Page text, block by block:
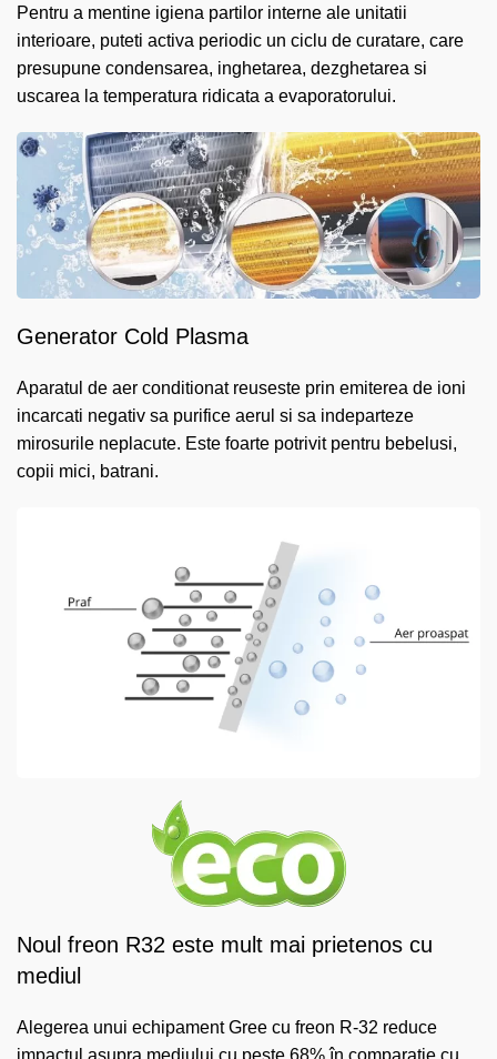
Pentru a mentine igiena partilor interne ale unitatii
interioare, puteti activa periodic un ciclu de curatare, care
presupune condensarea, inghetarea, dezghetarea si
uscarea la temperatura ridicata a evaporatorului.
Generator Cold Plasma
Aparatul de aer conditionat reuseste prin emiterea de ioni
incarcati negativ sa purifice aerul si sa indeparteze
mirosurile neplacute. Este foarte potrivit pentru bebelusi,
copii mici, batrani.
Noul freon R32 este mult mai prietenos cu
mediul
Alegerea unui echipament Gree cu freon R-32 reduce
impactul asupra mediului cu peste 68% în comparatie cu